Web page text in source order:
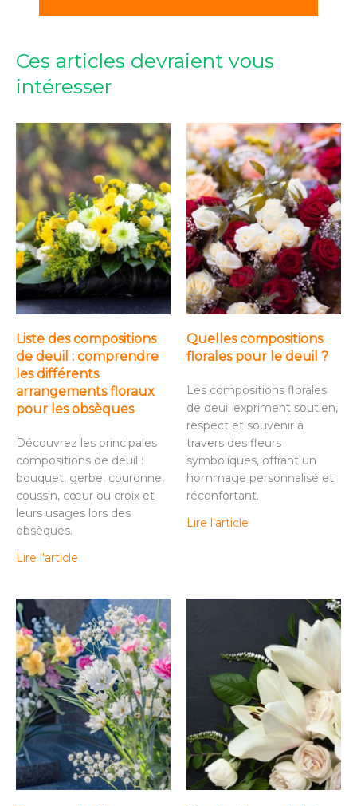
Ces articles devraient vous
intéresser
Liste des compositions
de deuil : comprendre
les différents
arrangements floraux
pour les obsèques
Découvrez les principales
compositions de deuil :
bouquet, gerbe, couronne,
coussin, cœur ou croix et
leurs usages lors des
obsèques.
Lire l'article
Quelles compositions
florales pour le deuil ?
Les compositions florales
de deuil expriment soutien,
respect et souvenir à
travers des fleurs
symboliques, offrant un
hommage personnalisé et
réconfortant.
Lire l'article